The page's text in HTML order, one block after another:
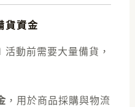
貨資金
動前需要大量備貨，
，用於商品採購與物流